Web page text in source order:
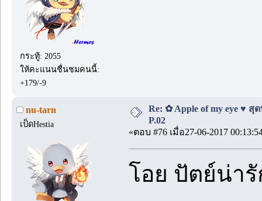
กระทู้: 2055
ให้คะแนนชื่นชมคนนี้:
+179/-9
nu-tarn
เป็ดHestia
Re: ✿ Apple of my eye ♥
P.02
«ตอบ #76 เมื่อ27-06-2017
โอย ปัตย์น่า